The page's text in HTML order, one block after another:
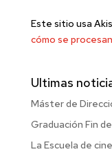
Este sitio usa
cómo se
Ultimas
Máster de
Graduación Fin
La Escuela de